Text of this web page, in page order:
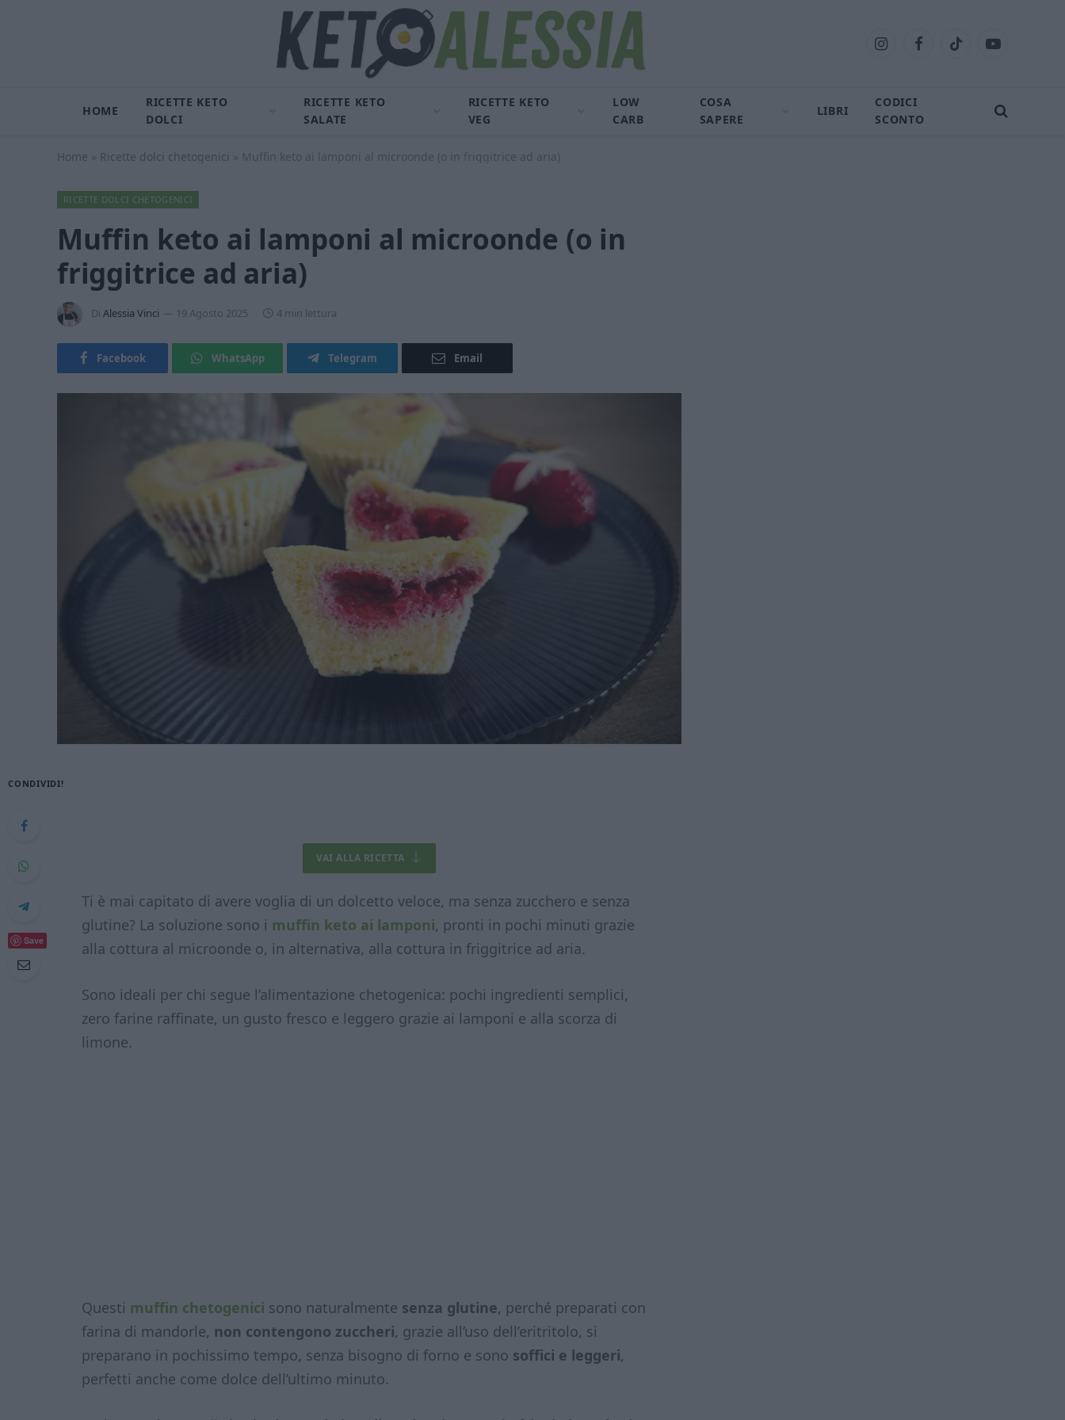
InstagramFacebookTikTok YouTube
HOME
RICETTE KETO
DOLCI
RICETTE KETO
SALATE
RICETTE KETO
VEG
LOW
CARB
COSA
SAPERE
LIBRI
CODICI
SCONTO
Home » Ricette dolci chetogenici » Muffin keto ai lamponi al microonde (o in friggitrice ad aria)
RICETTE DOLCI CHETOGENICI
Muffin keto ai lamponi al microonde (o in
friggitrice ad aria)
Di Alessia Vinci 19 Agosto 2025 4 min lettura
Facebook WhatsApp Telegram Email
CONDIVIDI!
Save
VAI ALLA RICETTA
Ti è mai capitato di avere voglia di un dolcetto veloce, ma senza zucchero e senza
glutine? La soluzione sono i muffin keto ai lamponi, pronti in pochi minuti grazie
alla cottura al microonde o, in alternativa, alla cottura in friggitrice ad aria.
Sono ideali per chi segue l’alimentazione chetogenica: pochi ingredienti semplici,
zero farine raffinate, un gusto fresco e leggero grazie ai lamponi e alla scorza di
limone.
Questi muffin chetogenici sono naturalmente senza glutine, perché preparati con
farina di mandorle, non contengono zuccheri, grazie all’uso dell’eritritolo, si
preparano in pochissimo tempo, senza bisogno di forno e sono soffici e leggeri,
perfetti anche come dolce dell’ultimo minuto.